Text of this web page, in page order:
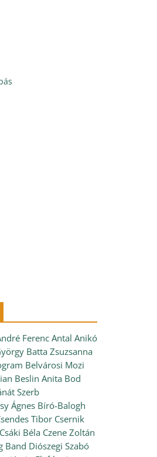
Ferenc Antal Anikó
Batta Zsuzsanna
Belvárosi Mozi
Beslin Anita Bod
Szerb
Ágnes Bíró-Balogh
Tibor Csernik
Csáki Béla Czene Zoltán
Band Diószegi Szabó